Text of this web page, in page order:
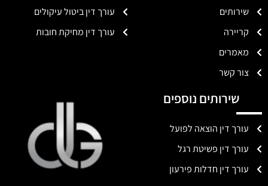
שירותים
קריירה
מאמרים
צור קשר
עורך דין ביטול עיקולים
עורך דין מחיקת חובות
שירותים נוספים
עורך דין הוצאה לפועל
עורך דין פשיטת רגל
עורך דין חדלות פירעון